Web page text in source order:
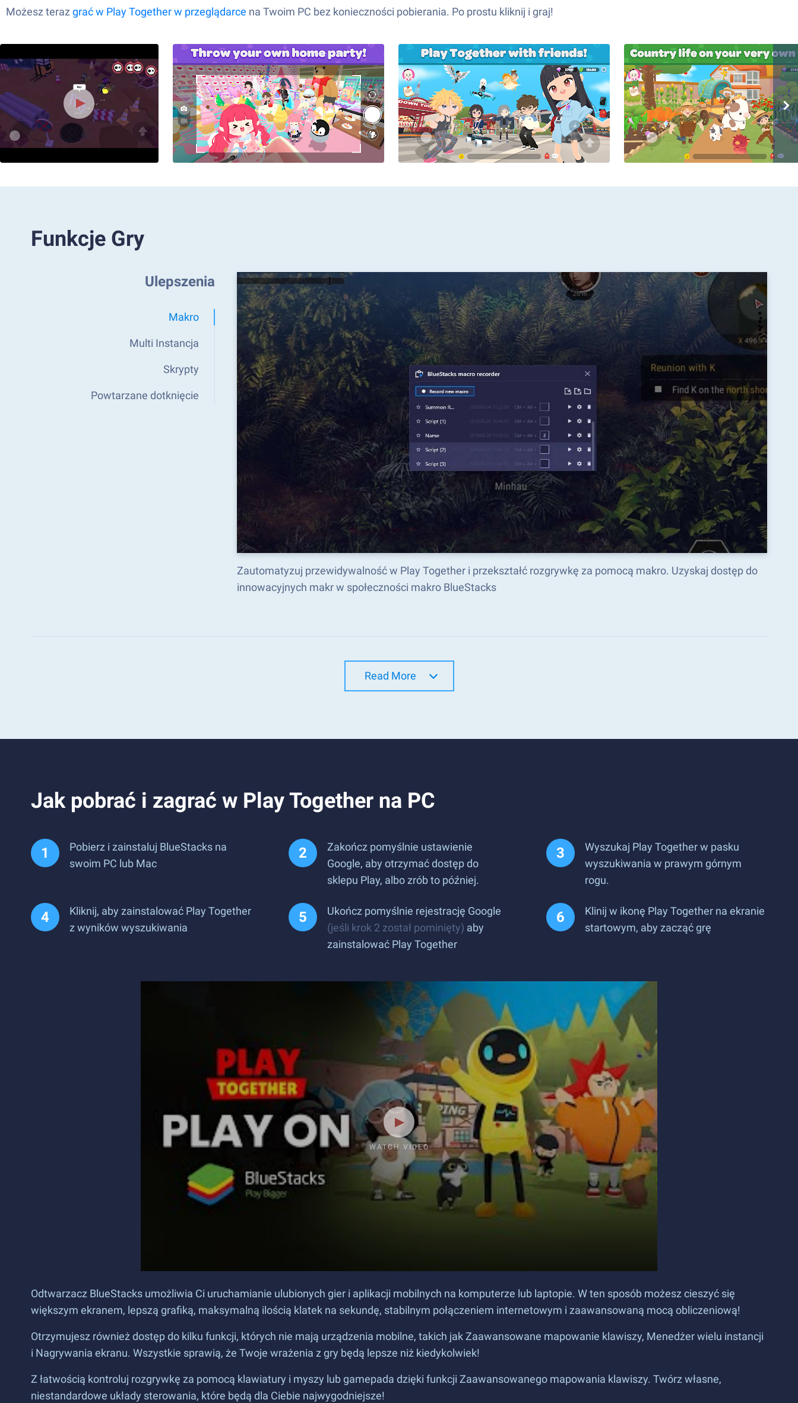
Możesz teraz grać w Play Together w przeglądarce na Twoim PC bez konieczności pobierania. Po prostu kliknij i graj!
Funkcje Gry
Ulepszenia
Makro
Multi Instancja
Skrypty
Powtarzane dotknięcie
Zautomatyzuj przewidywalność w Play Together i przekształć rozgrywkę za pomocą makro. Uzyskaj dostęp do
innowacyjnych makr w społeczności makro BlueStacks
Read More
Jak pobrać i zagrać w Play Together na PC
Pobierz i zainstaluj BlueStacks na
swoim PC lub Mac
Zakończ pomyślnie ustawienie
Google, aby otrzymać dostęp do
sklepu Play, albo zrób to później.
Wyszukaj Play Together w pasku
wyszukiwania w prawym górnym
rogu.
Kliknij, aby zainstalować Play Together
z wyników wyszukiwania
Ukończ pomyślnie rejestrację Google
(jeśli krok 2 został pominięty) aby
zainstalować Play Together
Klinij w ikonę Play Together na ekranie
startowym, aby zacząć grę
WATCH VIDEO
Odtwarzacz BlueStacks umożliwia Ci uruchamianie ulubionych gier i aplikacji mobilnych na komputerze lub laptopie. W ten sposób możesz cieszyć się
większym ekranem, lepszą grafiką, maksymalną ilością klatek na sekundę, stabilnym połączeniem internetowym i zaawansowaną mocą obliczeniową!
Otrzymujesz również dostęp do kilku funkcji, których nie mają urządzenia mobilne, takich jak Zaawansowane mapowanie klawiszy, Menedżer wielu instancji
i Nagrywania ekranu. Wszystkie sprawią, że Twoje wrażenia z gry będą lepsze niż kiedykolwiek!
Z łatwością kontroluj rozgrywkę za pomocą klawiatury i myszy lub gamepada dzięki funkcji Zaawansowanego mapowania klawiszy. Twórz własne,
niestandardowe układy sterowania, które będą dla Ciebie najwygodniejsze!